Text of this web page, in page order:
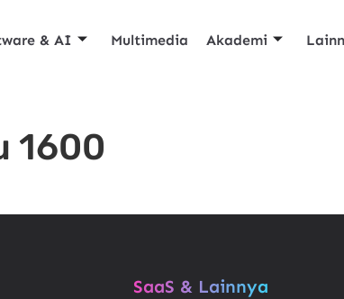
& AI Multimedia Akademi
1600
SaaS & Lainnya